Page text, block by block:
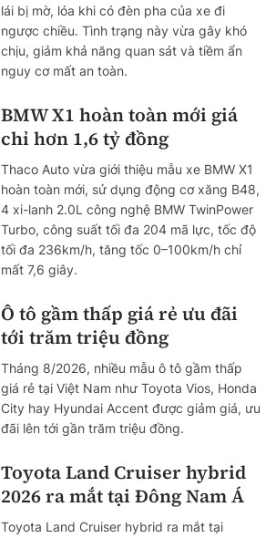
lái bị mờ, lóa khi có đèn pha của xe đi
ngược chiều. Tình trạng này vừa gây khó
chịu, giảm khả năng quan sát và tiềm ẩn
nguy cơ mất an toàn.
BMW X1 hoàn toàn mới giá
chỉ hơn 1,6 tỷ đồng
Thaco Auto vừa giới thiệu mẫu xe BMW X1
hoàn toàn mới, sử dụng động cơ xăng B48,
4 xi-lanh 2.0L công nghệ BMW TwinPower
Turbo, công suất tối đa 204 mã lực, tốc độ
tối đa 236km/h, tăng tốc 0–100km/h chỉ
mất 7,6 giây.
Ô tô gầm thấp giá rẻ ưu đãi
tới trăm triệu đồng
Tháng 8/2026, nhiều mẫu ô tô gầm thấp
giá rẻ tại Việt Nam như Toyota Vios, Honda
City hay Hyundai Accent được giảm giá, ưu
đãi lên tới gần trăm triệu đồng.
Toyota Land Cruiser hybrid
2026 ra mắt tại Đông Nam Á
Toyota Land Cruiser hybrid ra mắt tại